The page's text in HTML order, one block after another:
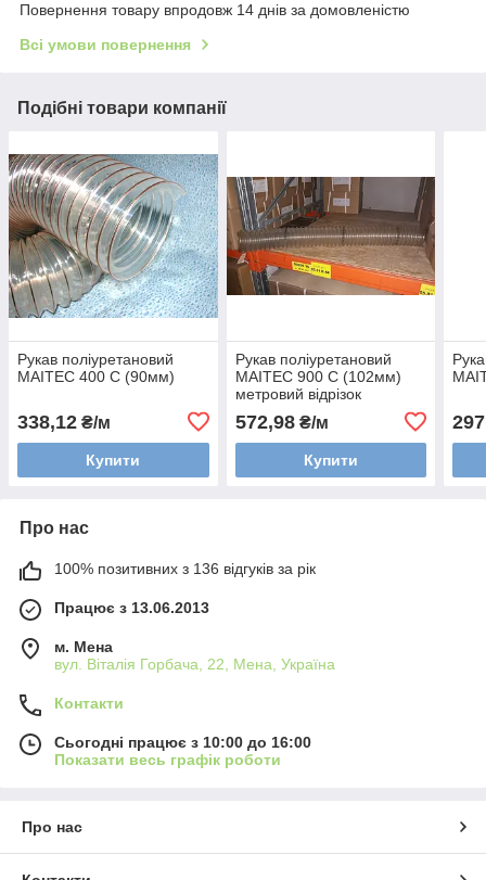
Повернення товару впродовж 14 днів за домовленістю
Всі умови повернення
Подібні товари компанії
Рукав поліуретановий
MAITEC 400 С (90мм)
338,12 ₴/м
Купити
Рукав поліуретановий
MAITEC 900 С (102мм)
метровий відрізок
572,98₴/м
Купити
Про нас
100% позитивних з 136 відгуків за рік
Працює з 13.06.2013
м. Мена
вул. Віталія Горбача, 22, Мена, Україна
Контакти
Сьогодні працює з 10:00 до 16:00
Показати весь графік роботи
Про нас